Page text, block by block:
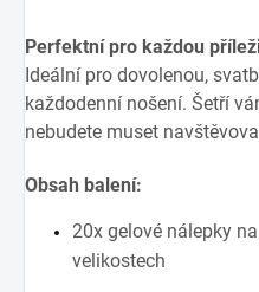
Perfektní pro každou
Ideální pro dovolenou,
každodenní nošení. Šetří
nebudete muset
Obsah balení:
20x gelové nálepky
velikostech